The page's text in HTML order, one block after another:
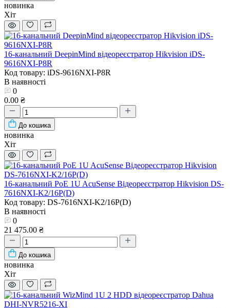
новинка
Хіт
16-канальний DeepinMind відеореєстратор Hikvision iDS-
9616NXI-P8R
Код товару: iDS-9616NXI-P8R
В наявності
0
0.00 ₴
До кошика
новинка
Хіт
16-канальний PoE 1U AcuSense Відеореєстратор Hikvision DS-
7616NXI-K2/16P(D)
Код товару: DS-7616NXI-K2/16P(D)
В наявності
0
21 475.00 ₴
До кошика
новинка
Хіт